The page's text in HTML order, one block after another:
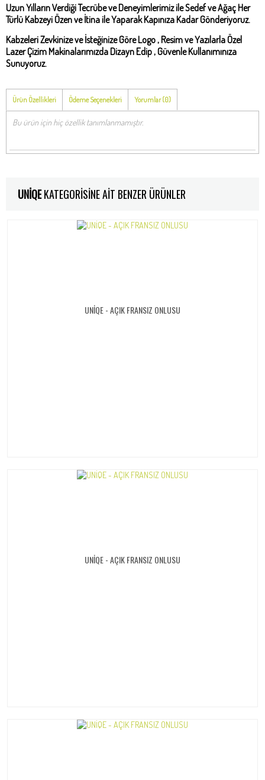
Uzun Yılların Verdiği Tecrübe ve Deneyimlerimiz ile Sedef ve Ağaç Her
Türlü Kabzeyi Özen ve İtina ile Yaparak Kapınıza Kadar Gönderiyoruz.
Kabzeleri Zevkinize ve İsteğinize Göre Logo , Resim ve Yazılarla Özel
Lazer Çizim Makinalarımızda Dizayn Edip , Güvenle Kullanımınıza
Sunuyoruz.
Ürün Özellikleri Ödeme Seçenekleri Yorumlar (0)
Bu ürün için hiç özellik tanımlanmamıştır.
UNİQEKATEGORISINE AIT BENZER ÜRÜNLER
UNİQE - AÇIK FRANSIZ ONLUSU
UNİQE - AÇIK FRANSIZ ONLUSU